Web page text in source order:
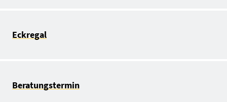
Eckregal
Beratungstermin